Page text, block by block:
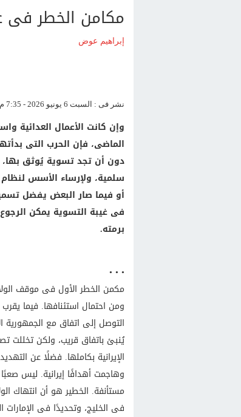
مكامن الخطر فى
إبراهيم عوض
نشر فى : السبت 6 يونيو 2026 - 7:35 م | آخر تحديث : السبت 6 يونيو 2026 - 7:35 م
وإن كانت الأعمال العدائية
الماضى، فإن الحرب التى
دون أن تجد تسوية يُوثق بها،
سلمية، ولإرساء الأسس
أو فيما صار البعض يفضل
فى غيبة التسوية يمكن الرجوع
برمته.
• • •
مكمن الخطر الأول فى موقف
ومن احتمال استئنافها. فيما
التوصل إلى اتفاق مع الجمهورية
يُنبئ باتفاق قريب، ولكن تخللت
الإيرانية بكاملها. فضلًا عن
وهاجمت أهدافًا إيرانية. ليس
مستأنفة. الخطير هو أن انتهاك
فى الخليج، وتحديدًا فى